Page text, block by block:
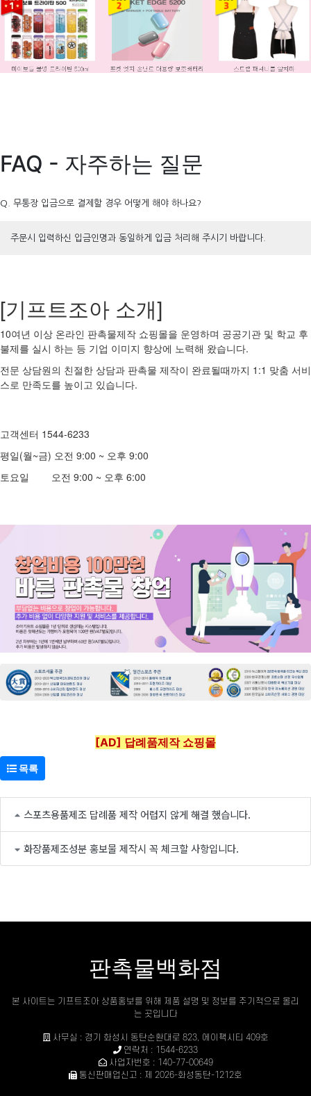
FAQ - 자주하는 질문
Q. 무통장 입금으로 결제할 경우 어떻게 해야 하나요?
주문시 입력하신 입금인명과 동일하게 입금 처리해 주시기 바랍니다.
[기프트조아 소개]
10여년 이상 온라인 판촉물제작 쇼핑몰을 운영하며 공공기관 및 학교 후
불제를 실시 하는 등 기업 이미지 향상에 노력해 왔습니다.
전문 상담원의 친절한 상담과 판촉물 제작이 완료될때까지 1:1 맞춤 서비
스로 만족도를 높이고 있습니다.
고객센터 1544-6233
평일(월~금) 오전 9:00 ~ 오후 9:00
토요일 오전 9:00 ~ 오후 6:00
[AD] 답례품제작 쇼핑몰
목록
스포츠용품제조 답례품 제작 어렵지 않게 해결 했습니다.
화장품제조성분 홍보물 제작시 꼭 체크할 사항입니다.
판촉물백화점
본 사이트는 기프트조아 상품홍보를 위해 제품 설명 및 정보를 주기적으로 올리
는 곳입니다
사무실 : 경기 화성시 동탄순환대로 823, 에이팩시티 409호
연락처 : 1544-6233
사업자번호 : 140-77-00649
통신판매업신고 : 제 2026-화성동탄-1212호